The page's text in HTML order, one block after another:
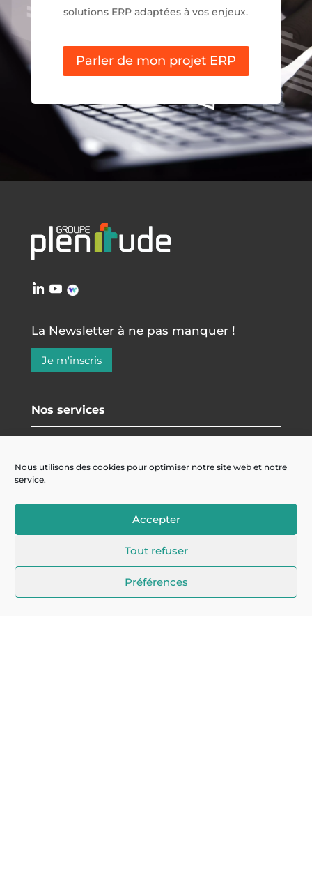
Nous utilisons des cookies pour optimiser notre site web et notre
service.
Accepter
Tout refuser
Préférences
solutions ERP adaptées à vos enjeux.
Parler de mon projet ERP
La Newsletter à ne pas manquer !
Je m'inscris
Nos services
Infogérance
Transformation digitale
Qui sommes-nous